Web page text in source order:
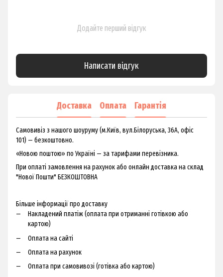
Додайте перший відгук
Написати відгук
Доставка Оплата Гарантія
Самовивіз з нашого шоуруму (м.Київ, вул.Білоруська, 36А, офіс
101) — безкоштовно.
«Новою поштою» по Україні — за тарифами перевізника.
При оплаті замовлення на рахунок або онлайн доставка на склад
"Нової Пошти" БЕЗКОШТОВНА
Більше інформації про доставку
Накладений платіж (оплата при отриманні готівкою або
картою)
Оплата на сайті
Оплата на рахунок
Оплата при самовивозі (готівка або картою)